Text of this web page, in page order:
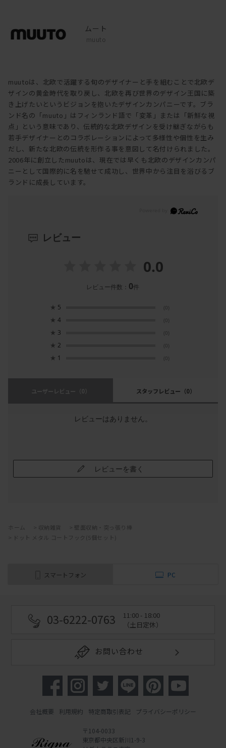
ムート
muuto
muutoは、北欧で活躍する旬のデザイナーと手を組むことで北欧デ
ザインの黄金時代を取り戻し、北欧を再び世界のデザイン王国に築
き上げたいというビジョンを抱いたデザインカンパニーです。ブラ
ンド名の「muuto」はフィンランド語で「変革」または「新鮮な視
点」という意味であり、伝統的な北欧デザインを受け継ぎながらも
若手デザイナーとのコラボレーションによって多様性や個性を生み
だし、新たな北欧の伝統を形作る事を意図して名付けられました。
2006年に創立したmuutoは、現在では早くも北欧のデザインカンパ
ニーとして国際的に名を馳せて成功し、世界中から注目を浴びるブ
ランドに成長しています。
レビュー
0.0
レビュー件数： 0件
★ 5 (0)
★ 4 (0)
★ 3 (0)
★ 2 (0)
★ 1 (0)
ユーザーレビュー （0） スタッフレビュー （0）
レビューはありません。
レビューを書く
ホーム 収納雑貨
壁面収納・突っ張り棒
ドット メタル コートフック(5個セット)
スマートフォン PC
03-6222-0763
11:00 - 18:00
（土日定休）
お問い合わせ
会社概要 利用規約 特定商取引表記 プライバシーポリシー
〒104-0033
東京都中央区新川1-9-3